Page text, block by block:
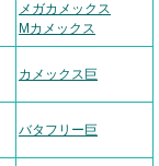
メガカメックス
Mカメックス
カメックス巨
バタフリー巨